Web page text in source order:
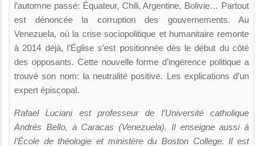
l’automne passé: Équateur, Chili, Argentine, Bolivie… Partout
est dénoncée la corruption des gouvernements. Au
Venezuela, où la crise sociopolitique et humanitaire remonte
à 2014 déjà, l’Église s’est positionnée dès le début du côté
des opposants. Cette nouvelle forme d’ingérence politique a
trouvé son nom: la neutralité positive. Les explications d’un
expert épiscopal.
Rafael Luciani est professeur de l’Université catholique
Andrés Bello, à Caracas (Venezuela). Il enseigne aussi à
l’École de théologie et ministère du Boston College. Il est